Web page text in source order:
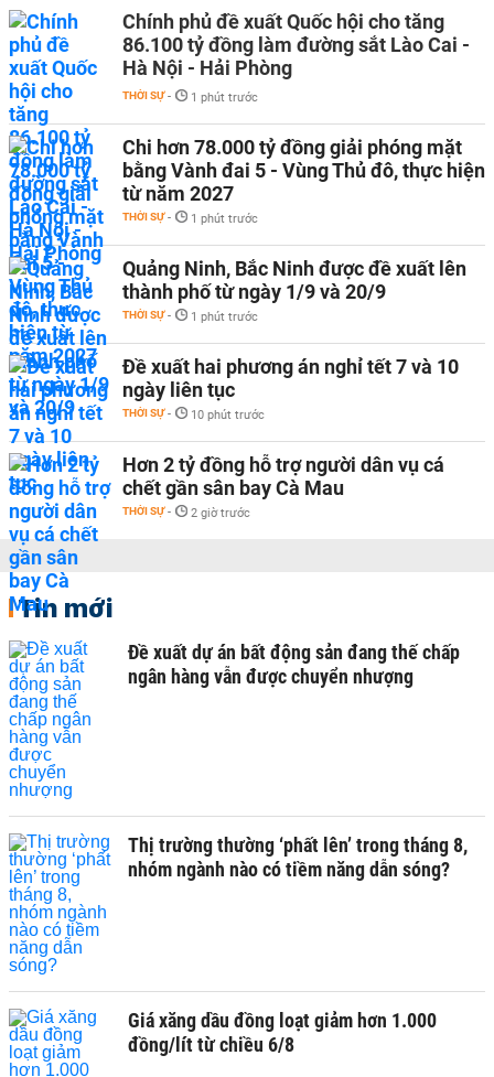
Chính phủ đề xuất Quốc hội cho tăng
86.100 tỷ đồng làm đường sắt Lào Cai -
Hà Nội - Hải Phòng
THỜI SỰ - 1 phút trước
Chi hơn 78.000 tỷ đồng giải phóng mặt
bằng Vành đai 5 - Vùng Thủ đô, thực hiện
từ năm 2027
THỜI SỰ - 1 phút trước
Quảng Ninh, Bắc Ninh được đề xuất lên
thành phố từ ngày 1/9 và 20/9
THỜI SỰ - 1 phút trước
Đề xuất hai phương án nghỉ tết 7 và 10
ngày liên tục
THỜI SỰ - 10 phút trước
Hơn 2 tỷ đồng hỗ trợ người dân vụ cá
chết gần sân bay Cà Mau
THỜI SỰ - 2 giờ trước
Tin mới
Đề xuất dự án bất động sản đang thế chấp
ngân hàng vẫn được chuyển nhượng
Thị trường thường ‘phất lên’ trong tháng 8,
nhóm ngành nào có tiềm năng dẫn sóng?
Giá xăng dầu đồng loạt giảm hơn 1.000
đồng/lít từ chiều 6/8